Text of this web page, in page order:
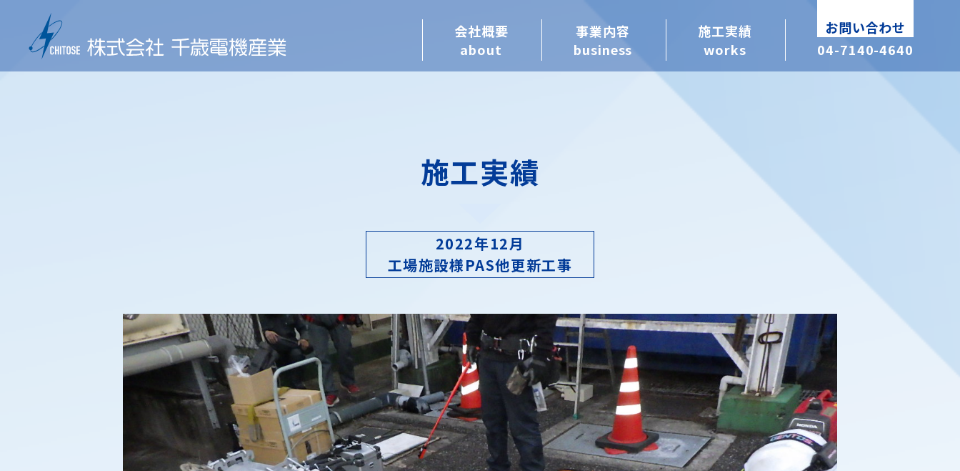
会社概要
about
事業内容
business
施工実績
works
お問い合わせ
04-7140-4640
施工実績
2022年12月
工場施設様PAS他更新工事